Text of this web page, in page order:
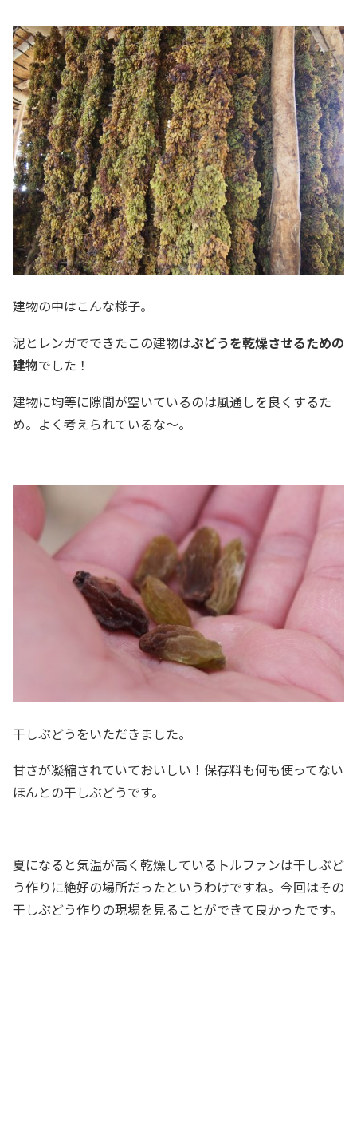
建物の中はこんな様子。
泥とレンガでできたこの建物はぶどうを乾燥させるための
建物でした！
建物に均等に隙間が空いているのは風通しを良くするた
め。よく考えられているな～。
干しぶどうをいただきました。
甘さが凝縮されていておいしい！保存料も何も使ってない
ほんとの干しぶどうです。
夏になると気温が高く乾燥しているトルファンは干しぶど
う作りに絶好の場所だったというわけですね。今回はその
干しぶどう作りの現場を見ることができて良かったです。